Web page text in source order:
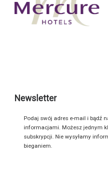
Newsletter
Podaj swój adres e-mail i bądź
informacjami. Możesz jednym
subskrypcji. Nie wysyłamy
bieganiem.